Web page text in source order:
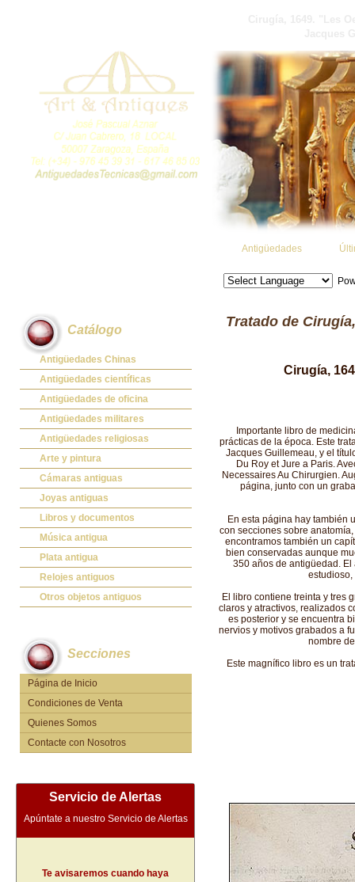
Antigüedades
Catálogo
Antigüedades Chinas
Antigüedades Chinas
Antigüedades científicas
Antigüedades científicas
Antigüedades de oficina
Máquinas de escribir antiguas
Calculadoras antiguas
Teléfonos y Telégrafos antiguos
Antigüedades militares
Espadas antiguas
Medallas y condecoraciones
Cascos militares
Otros artículos militares
Antigüedades religiosas
Antigüedades religiosas
Arte y pintura
Pintura antigua
Pintura contemporánea
Grabados antiguos y mapas
Cámaras antiguas
Cámaras antiguas
Joyas antiguas
Joyas antiguas
Libros y documentos
Libros antiguos
Fotografia antigua
Publicaciones antiguas
Música antigua
Gramófonos antiguos
Cajas de música antiguas
Radios antiguas
Plata antigua
Plata antigua
Relojes antiguos
Relojes sobremesa antiguos
Relojes de bolsillo antiguos
Relojes de pulsera antiguos
Otros objetos antiguos
Secciones
Página de Inicio
Condiciones de Venta
Quienes Somos
Contacte con Nosotros
Servicio de Alertas
Apúntate a nuestro Servicio de Alertas
Te avisaremos cuando haya
Tratado de
Cirugía,
Importante libro de
prácticas de la época. Este
Jacques Guillemeau, y el
Du Roy et Jure a Paris.
Necessaires Au Chirurgien.
página, junto con un
En esta página hay también
con secciones sobre
encontramos también un
bien conservadas aunque
350 años de antigüedad.
estudioso,
El libro contiene treinta y tres
claros y atractivos, realizados
es posterior y se encuentra
nervios y motivos grabados a
nombre
Este magnífico libro es un